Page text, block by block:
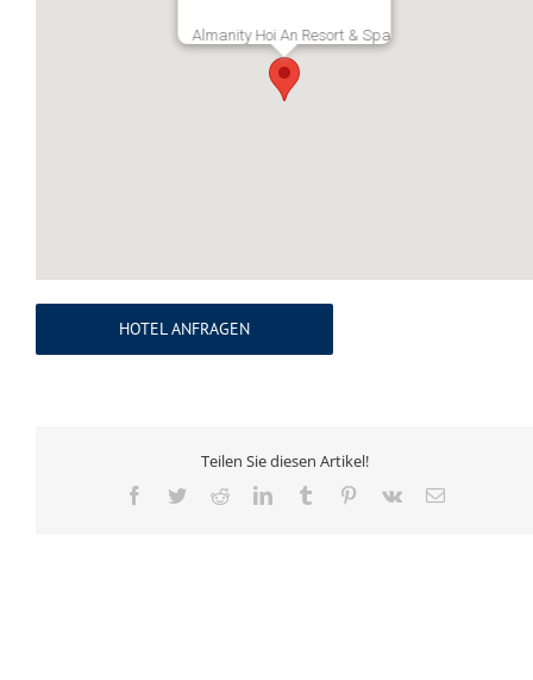
Almanity Hoi An Resort & Spa
HOTEL ANFRAGEN
Teilen Sie diesen Artikel!
Facebook
TwitterRedditLinkedInTumblr Pinterest
Vk
E-